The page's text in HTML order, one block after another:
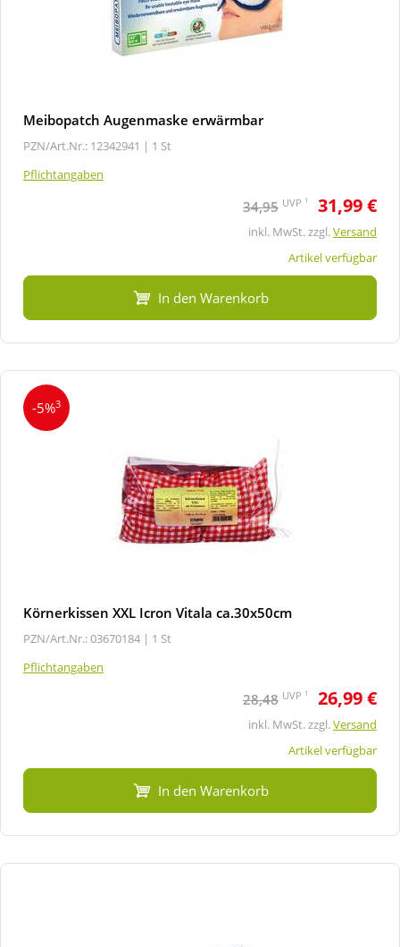
Meibopatch Augenmaske erwärmbar
PZN/Art.Nr.: 12342941 | 1 St
Pflichtangaben
34,95 UVP 1 31,99 €
inkl. MwSt. zzgl.Versand
Artikel verfügbar
In den Warenkorb
-5%3
Körnerkissen XXL Icron Vitala ca.30x50cm
PZN/Art.Nr.: 03670184 | 1 St
Pflichtangaben
28,48 UVP 1 26,99 €
inkl. MwSt. zzgl.Versand
Artikel verfügbar
In den Warenkorb